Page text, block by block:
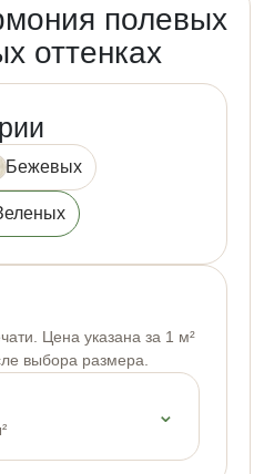
полевых
оттенках
Бежевых
Цена указана за 1 м²
выбора размера.
⌄